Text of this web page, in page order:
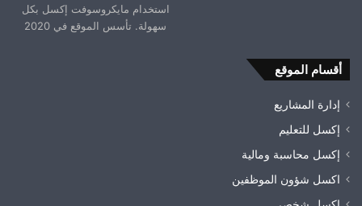
استخدام مايكروسوفت إكسل بكل
سهولة. تأسس الموقع في 2020
أقسام الموقع
إدارة المشاريع
إكسل للتعليم
إكسل محاسبة ومالية
اكسل شؤون الموظفين